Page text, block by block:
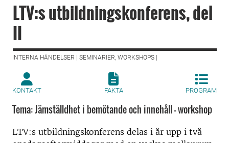
LTV:s utbildningskonferens, del
II
INTERNA HÄNDELSER | SEMINARIER, WORKSHOPS |
KONTAKT FAKTA PROGRAM
Tema: Jämställdhet i bemötande och innehåll - workshop
LTV:s utbildningskonferens delas i år upp i två